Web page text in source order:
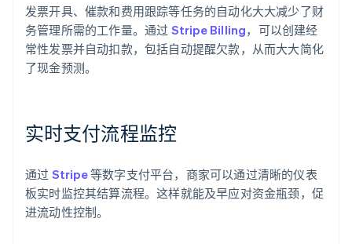
发票开具、催款和费用跟踪等任务的自动化大大减少了财
务管理所需的工作量。通过 Stripe Billing，可以创建经
常性发票并自动扣款，包括自动提醒欠款，从而大大简化
了现金预测。
实时支付流程监控
通过 Stripe等数字支付平台，商家可以通过清晰的仪表
板实时监控其结算流程。这样就能及早应对资金瓶颈，促
进流动性控制。